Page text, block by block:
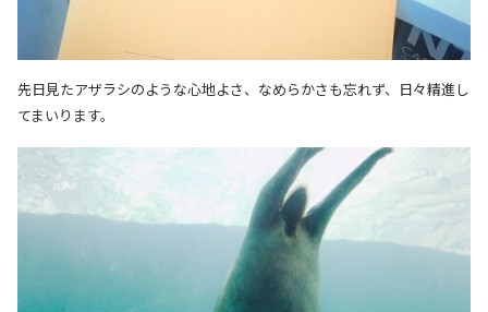
先日見たアザラシのような心地よさ、なめらかさも忘れず、日々精進し
てまいります。